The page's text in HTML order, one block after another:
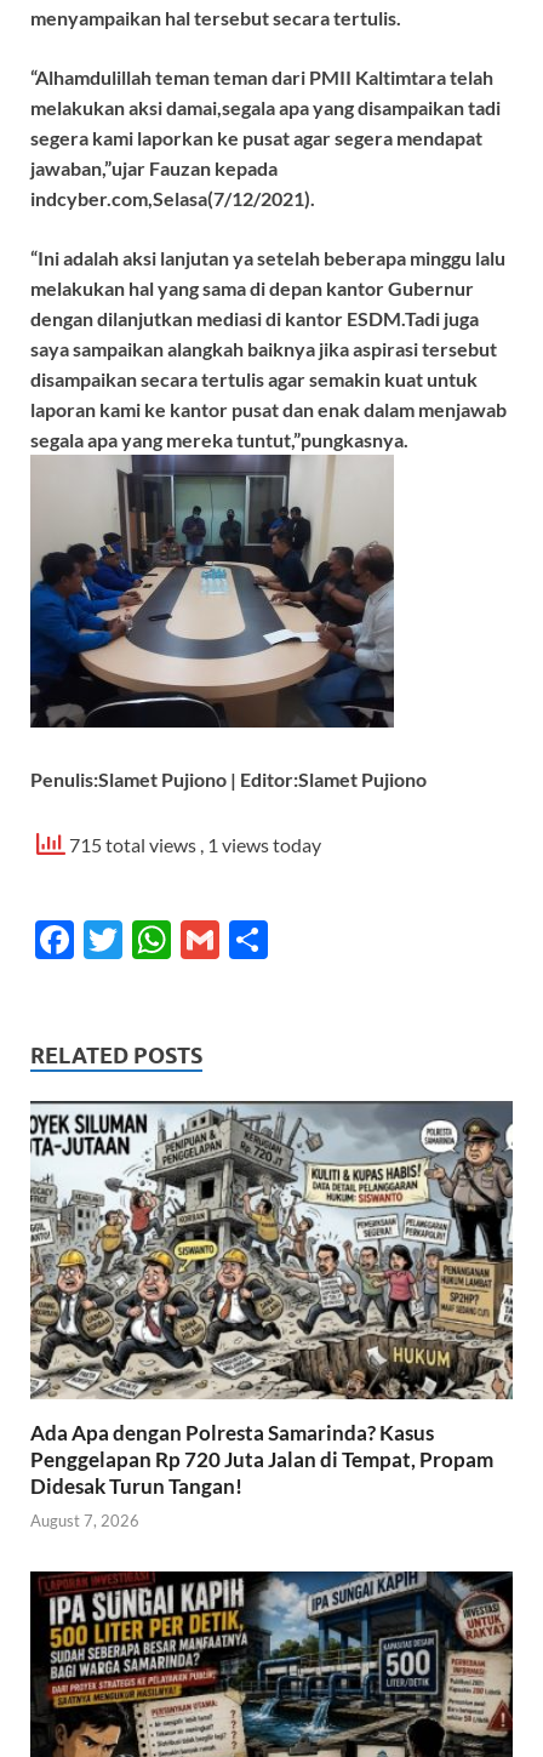
menyampaikan hal tersebut secara tertulis.
“Alhamdulillah teman teman dari PMII Kaltimtara telah
melakukan aksi damai,segala apa yang disampaikan tadi
segera kami laporkan ke pusat agar segera mendapat
jawaban,”ujar Fauzan kepada
indcyber.com,Selasa(7/12/2021).
“Ini adalah aksi lanjutan ya setelah beberapa minggu lalu
melakukan hal yang sama di depan kantor Gubernur
dengan dilanjutkan mediasi di kantor ESDM.Tadi juga
saya sampaikan alangkah baiknya jika aspirasi tersebut
disampaikan secara tertulis agar semakin kuat untuk
laporan kami ke kantor pusat dan enak dalam menjawab
segala apa yang mereka tuntut,”pungkasnya.
Penulis:Slamet Pujiono | Editor:Slamet Pujiono
715 total views , 1 views today
F
b
o
o
k
T
er
W
s
A
p
p
G
RELATED POSTS
Ada Apa dengan Polresta Samarinda? Kasus
Penggelapan Rp 720 Juta Jalan di Tempat, Propam
Didesak Turun Tangan!
August 7, 2026